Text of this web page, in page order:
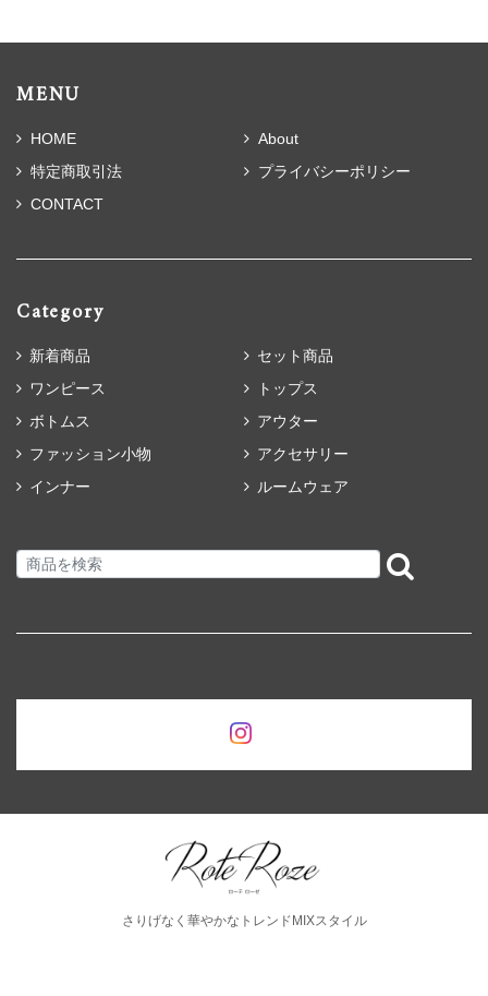
MENU
HOME
About
特定商取引法
プライバシーポリシー
CONTACT
Category
新着商品
セット商品
ワンピース
トップス
ボトムス
アウター
ファッション小物
アクセサリー
インナー
ルームウェア
さりげなく華やかなトレンドMIXスタイル